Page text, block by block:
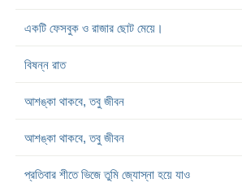
একটি ফেসবুক ও রাজার ছোট মেয়ে।
বিষন্ন রাত
আশঙ্কা থাকবে, তবু জীবন
আশঙ্কা থাকবে, তবু জীবন
প্রতিবার শীতে ভিজে তুমি জ্যোস্না হয়ে যাও